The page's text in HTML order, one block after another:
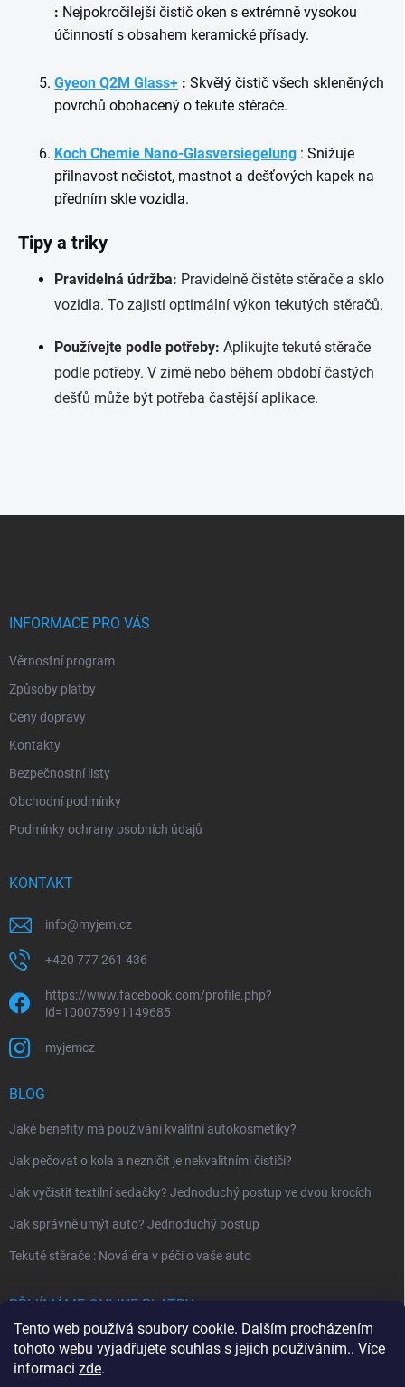
Tento web používá soubory cookie. Dalším procházením
tohoto webu vyjadřujete souhlas s jejich používáním.. Více
informací zde.
: Nejpokročilejší čistič oken s extrémně vysokou
účinností s obsahem keramické přísady.
Gyeon Q2M Glass+ : Skvělý čistič všech skleněných
povrchů obohacený o tekuté stěrače.
Koch Chemie Nano-Glasversiegelung : Snižuje
přilnavost nečistot, mastnot a dešťových kapek na
předním skle vozidla.
Tipy a triky
Pravidelná údržba: Pravidelně čistěte stěrače a sklo
vozidla. To zajistí optimální výkon tekutých stěračů.
Používejte podle potřeby: Aplikujte tekuté stěrače
podle potřeby. V zimě nebo během období častých
dešťů může být potřeba častější aplikace.
INFORMACE PRO VÁS
Věrnostní program
Způsoby platby
Ceny dopravy
Kontakty
Bezpečnostní listy
Obchodní podmínky
Podmínky ochrany osobních údajů
KONTAKT
info@myjem.cz
+420 777 261 436
https://www.facebook.com/profile.php?
id=100075991149685
myjemcz
BLOG
Jaké benefity má používání kvalitní autokosmetiky?
Jak pečovat o kola a nezničit je nekvalitními čističi?
Jak vyčistit textilní sedačky? Jednoduchý postup ve dvou krocích
Jak správně umýt auto? Jednoduchý postup
Tekuté stěrače : Nová éra v péči o vaše auto
PŘIJÍMÁME ONLINE PLATBY